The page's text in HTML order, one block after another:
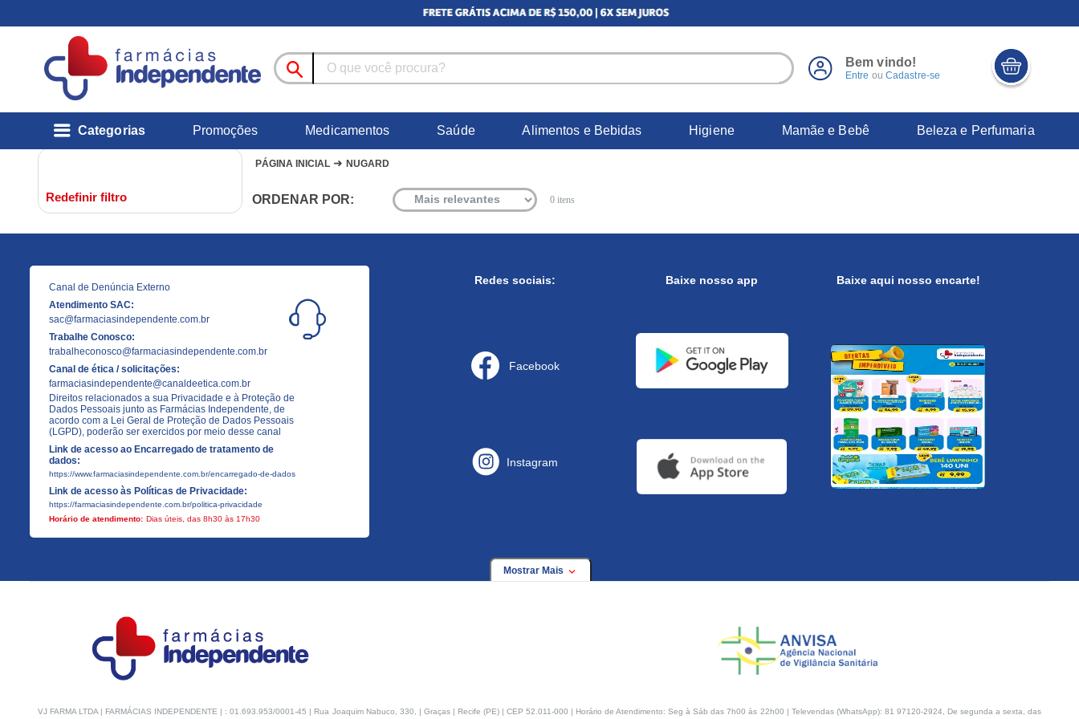
Bem vindo!
Entre ou Cadastre-se
Categorias Promoções Medicamentos Saúde Alimentos e Bebidas Higiene Mamãe e Bebê Beleza e Perfumaria
Redefinir filtro
PÁGINA INICIAL ➜ NUGARD
ORDENAR POR: 0itens
Canal de Denúncia Externo
Atendimento SAC:
sac@farmaciasindependente.com.br
Trabalhe Conosco:
trabalheconosco@farmaciasindependente.com.br
Canal de ética / solicitações:
farmaciasindependente@canaldeetica.com.br
Direitos relacionados a sua Privacidade e à Proteção de
Dados Pessoais junto as Farmácias Independente, de
acordo com a Lei Geral de Proteção de Dados Pessoais
(LGPD), poderão ser exercidos por meio desse canal
Link de acesso ao Encarregado de tratamento de
dados:
https://www.farmaciasindependente.com.br/encarregado-de-dados
Link de acesso às Políticas de Privacidade:
https://farmaciasindependente.com.br/politica-privacidade
Horário de atendimento: Dias úteis, das 8h30 às 17h30
Redes sociais:
Facebook
Instagram
Baixe nosso app Baixe aqui nosso encarte!
Mostrar Mais
VJ FARMA LTDA | FARMÁCIAS INDEPENDENTE | : 01.693.953/0001-45 | Rua Joaquim Nabuco, 330, | Graças | Recife (PE) | CEP 52.011-000 | Horário de Atendimento: Seg à Sáb das 7h00 às 22h00 | Televendas (WhatsApp): 81 97120-2924, De segunda a sexta, das